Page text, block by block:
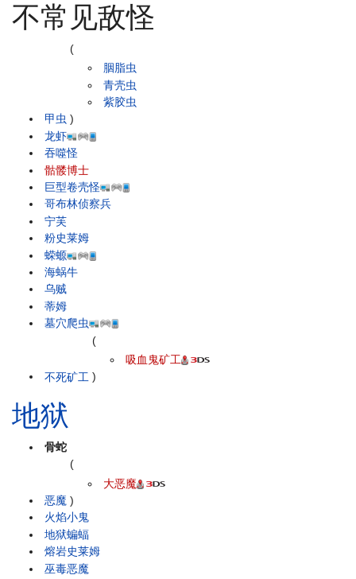
不常见敌怪
甲虫
(
胭脂虫
青壳虫
紫胶虫
)
龙虾
吞噬怪
骷髅博士
巨型卷壳怪
哥布林侦察兵
宁芙
粉史莱姆
蝾螈
海蜗牛
乌贼
蒂姆
墓穴爬虫
不死矿工
(
吸血鬼矿工
)
地狱
骨蛇
恶魔
(
大恶魔
)
火焰小鬼
地狱蝙蝠
熔岩史莱姆
巫毒恶魔